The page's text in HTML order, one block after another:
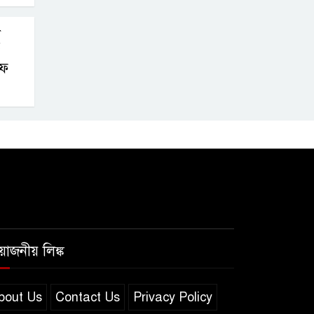
লিঙ্ক
Us Contact Us Privacy Policy